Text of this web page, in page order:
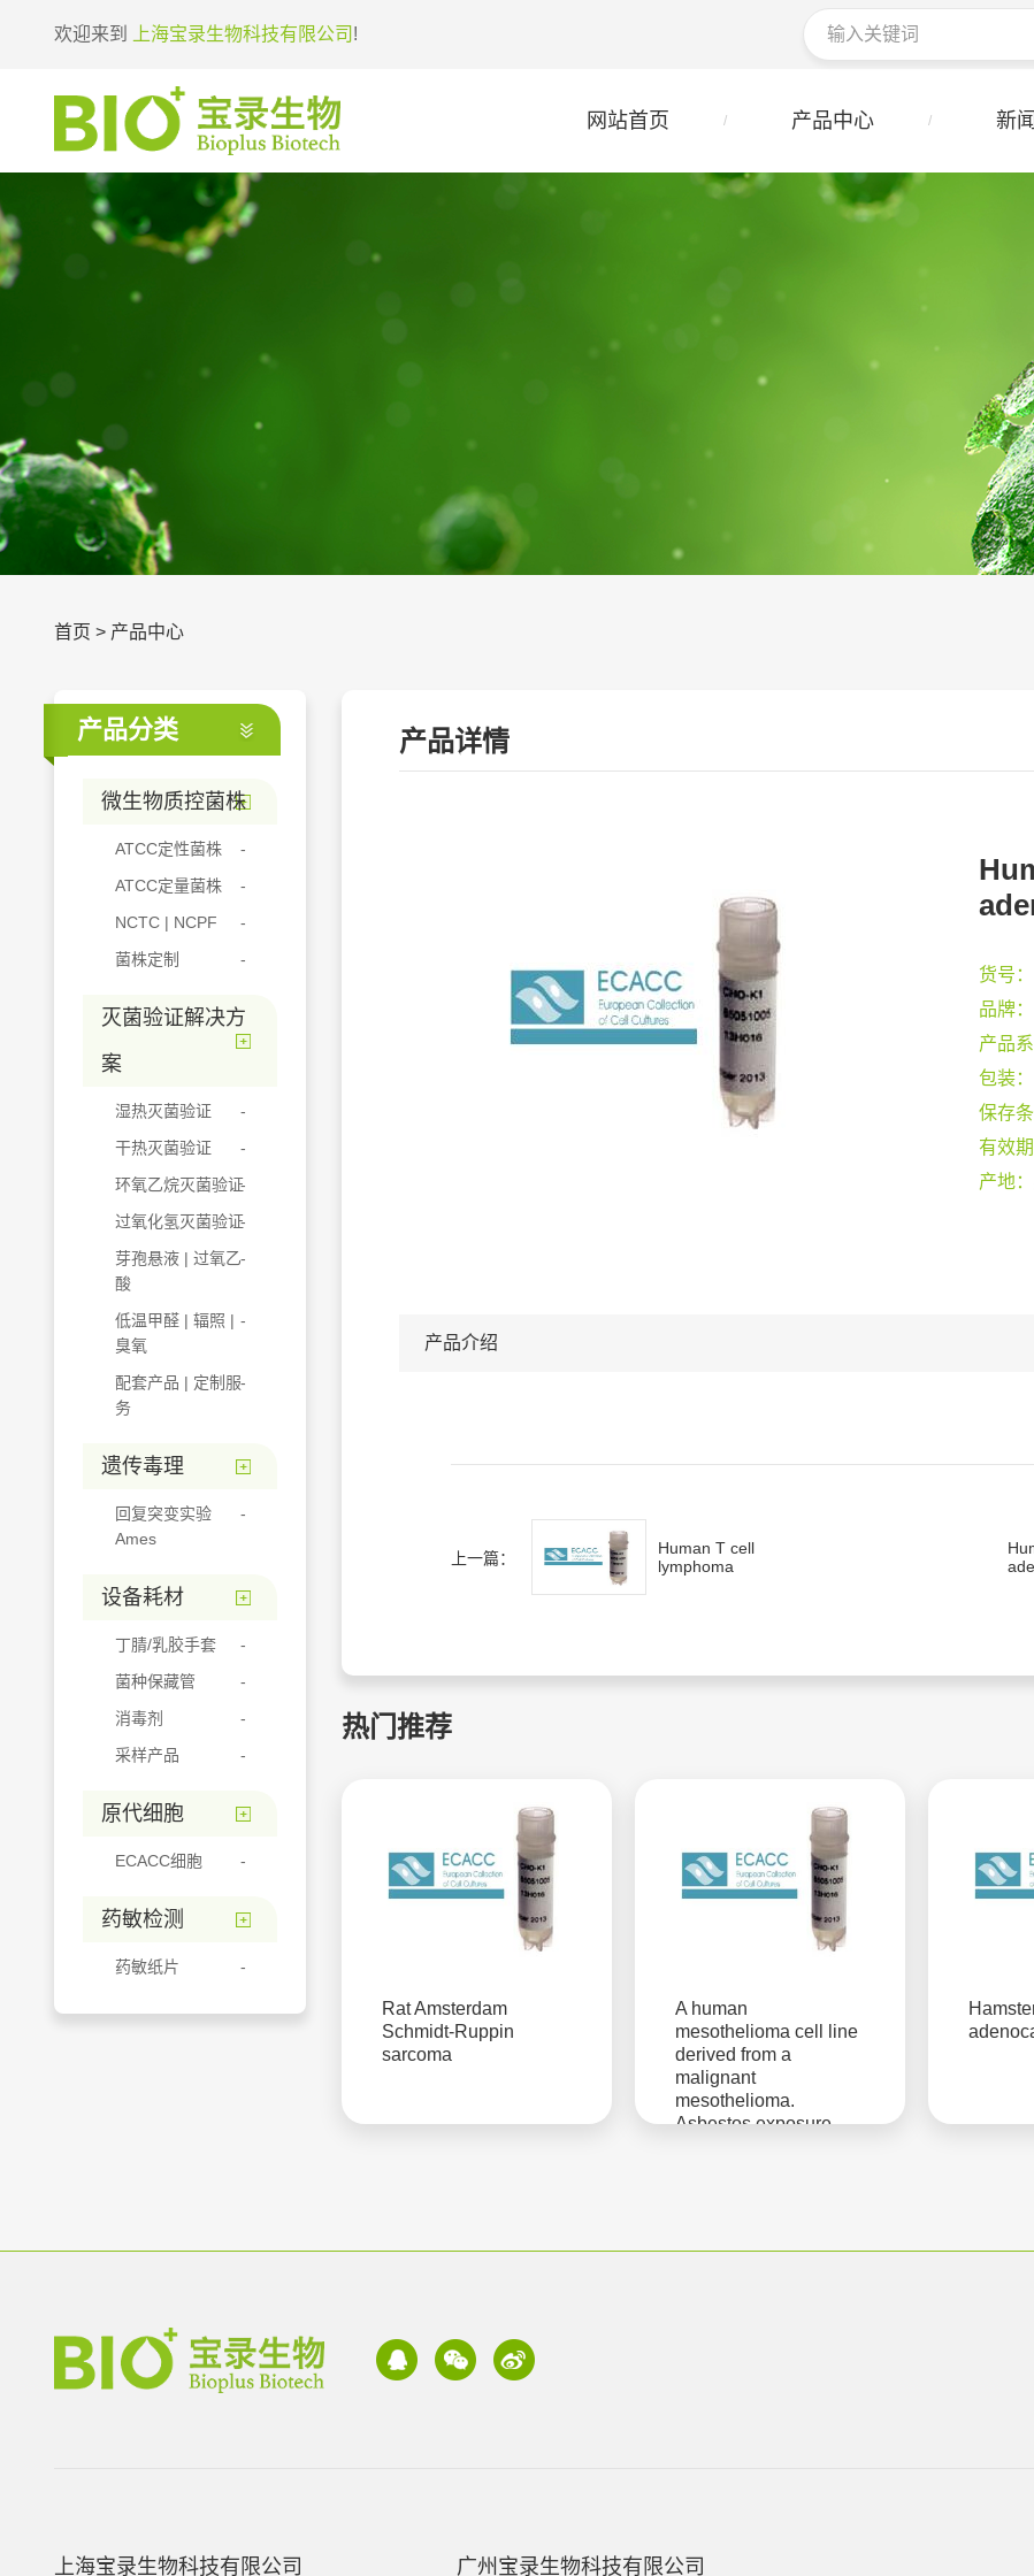
欢迎来到 上海宝录生物科技有限公司 !
网站首页 产品中心 新
首页 > 产品中心
产品分类
微生物质控菌株
ATCC定性菌株
ATCC定量菌株
NCTC | NCPF
菌株定制
灭菌验证解决方
案
湿热灭菌验证
干热灭菌验证
环氧乙烷灭菌验证
过氧化氢灭菌验证
芽孢悬液 | 过氧乙
酸
低温甲醛 | 辐照 |
臭氧
配套产品 | 定制服
务
遗传毒理
回复突变实验
Ames
设备耗材
丁腈/乳胶手套
菌种保藏管
消毒剂
采样产品
原代细胞
ECACC细胞
药敏检测
药敏纸片
产品详情
货号：
品牌：
产品系
包装：
保存条
有效期
产地：
产品介绍
上一篇：
Human T cell
lymphoma
热门推荐
Rat Amsterdam
Schmidt-Ruppin
sarcoma
A human
mesothelioma cell line
derived from a
malignant
mesothelioma.
Asbestos exposure
上海宝录生物科技有限公司 广州宝录生物科技有限公司